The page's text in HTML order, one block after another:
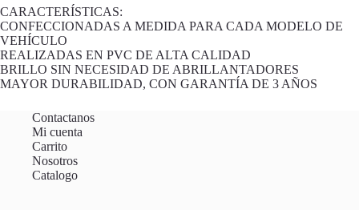
CARACTERÍSTICAS:
CONFECCIONADAS A MEDIDA PARA CADA MODELO DE
VEHÍCULO
REALIZADAS EN PVC DE ALTA CALIDAD
BRILLO SIN NECESIDAD DE ABRILLANTADORES
MAYOR DURABILIDAD, CON GARANTÍA DE 3 AÑOS
Contactanos
Mi cuenta
Carrito
Nosotros
Catalogo